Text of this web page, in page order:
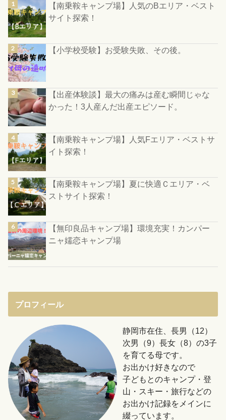
【南乗鞍キャンプ場】人気のBエリア・ベスト
サイト探索！
【小学校受験】お受験失敗、その後。
【出産体験談】最大の痛みは産む瞬間じゃな
かった！3人産んだ出産エピソード。
【南乗鞍キャンプ場】人気Fエリア・ベストサ
イト探索！
【南乗鞍キャンプ場】夏に快適Ｃエリア・ベ
ストサイト探索！
【無印良品キャンプ場】環境充実！カンパー
ニャ嬬恋キャンプ場
プロフィール
静岡市在住、長男（12）
次男（9）長女（8）の3子
を育てる母です。
お出かけ好きなので
子どもとのキャンプ・登
山・スキー・旅行などの
お出かけ記録をメインに
綴っています。